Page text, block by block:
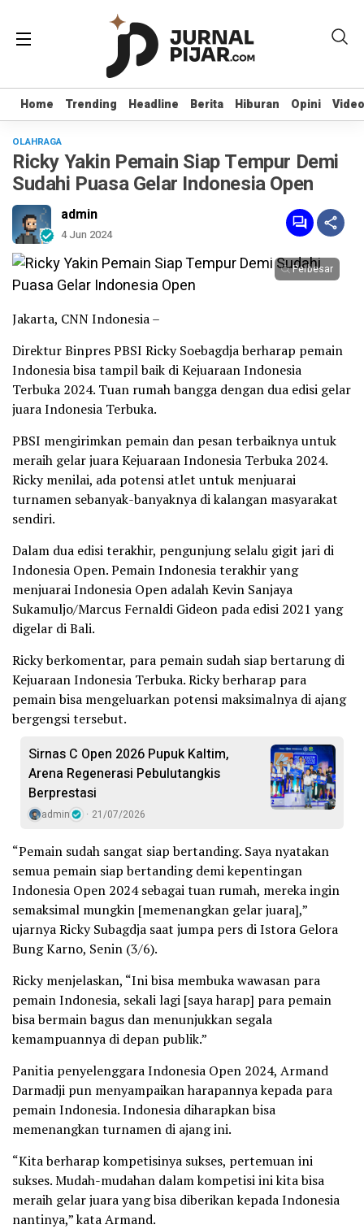
Home Trending Headline Berita Hiburan Opini Video
Home Trending Headline Berita Hiburan Opini Video
OLAHRAGA
Ricky Yakin Pemain Siap Tempur Demi
Sudahi Puasa Gelar Indonesia Open
admin
4 Jun 2024
Perbesar
Jakarta, CNN Indonesia –
Direktur Binpres PBSI Ricky Soebagdja berharap pemain
Indonesia bisa tampil baik di Kejuaraan Indonesia
Terbuka 2024. Tuan rumah bangga dengan dua edisi gelar
juara Indonesia Terbuka.
PBSI mengirimkan pemain dan pesan terbaiknya untuk
meraih gelar juara Kejuaraan Indonesia Terbuka 2024.
Ricky menilai, ada potensi atlet untuk menjuarai
turnamen sebanyak-banyaknya di kalangan masyarakat
sendiri.
Dalam dua edisi terakhir, pengunjung selalu gigit jari di
Indonesia Open. Pemain Indonesia terakhir yang
menjuarai Indonesia Open adalah Kevin Sanjaya
Sukamuljo/Marcus Fernaldi Gideon pada edisi 2021 yang
digelar di Bali.
Ricky berkomentar, para pemain sudah siap bertarung di
Kejuaraan Indonesia Terbuka. Ricky berharap para
pemain bisa mengeluarkan potensi maksimalnya di ajang
bergengsi tersebut.
Sirnas C Open 2026 Pupuk Kaltim,
Arena Regenerasi Pebulutangkis
Berprestasi
admin 21/07/2026
“Pemain sudah sangat siap bertanding. Saya nyatakan
semua pemain siap bertanding demi kepentingan
Indonesia Open 2024 sebagai tuan rumah, mereka ingin
semaksimal mungkin [memenangkan gelar juara],”
ujarnya Ricky Subagdja saat jumpa pers di Istora Gelora
Bung Karno, Senin (3/6).
Ricky menjelaskan, “Ini bisa membuka wawasan para
pemain Indonesia, sekali lagi [saya harap] para pemain
bisa bermain bagus dan menunjukkan segala
kemampuannya di depan publik.”
Panitia penyelenggara Indonesia Open 2024, Armand
Darmadji pun menyampaikan harapannya kepada para
pemain Indonesia. Indonesia diharapkan bisa
memenangkan turnamen di ajang ini.
“Kita berharap kompetisinya sukses, pertemuan ini
sukses. Mudah-mudahan dalam kompetisi ini kita bisa
meraih gelar juara yang bisa diberikan kepada Indonesia
nantinya,” kata Armand.